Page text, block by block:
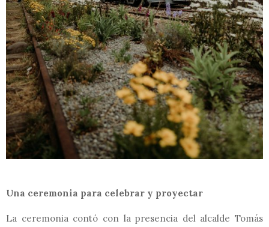
Una ceremonia para celebrar y proyectar
La ceremonia contó con la presencia del alcalde Tomás